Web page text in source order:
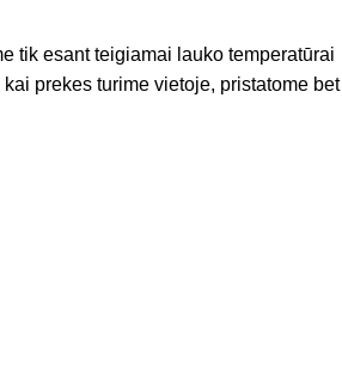
tik esant teigiamai lauko temperatūrai
prekes turime vietoje, pristatome